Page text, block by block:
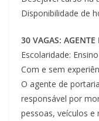
Disponibilidade de
30 VAGAS: AGENTE
Escolaridade:
Com e sem
O agente de
responsável por
pessoas, veículos e